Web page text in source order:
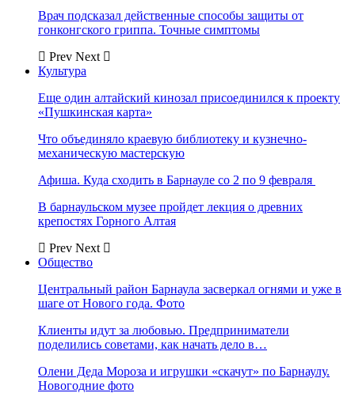
Врач подсказал действенные способы защиты от
гонконгского гриппа. Точные симптомы
Prev Next
Культура
Еще один алтайский кинозал присоединился к проекту
«Пушкинская карта»
Что объединяло краевую библиотеку и кузнечно-
механическую мастерскую
Афиша. Куда сходить в Барнауле со 2 по 9 февраля
В барнаульском музее пройдет лекция о древних
крепостях Горного Алтая
Prev Next
Общество
Центральный район Барнаула засверкал огнями и уже в
шаге от Нового года. Фото
Клиенты идут за любовью. Предприниматели
поделились советами, как начать дело в…
Олени Деда Мороза и игрушки «скачут» по Барнаулу.
Новогодние фото